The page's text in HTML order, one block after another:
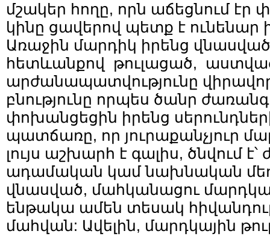
մշակեր հողը, որն աճեցնում էր
կինը ցավերով պետք է ունենար
Առաջին մարդիկ իրենց
հետևանքով թուլացած,
արժանապատվությունը
բնությունը որպես ծանր
փոխանցեցին իրենց
պատճառը, որ յուրաքանչյուր
լույս աշխարհ է գալիս, ծնվում
ադամական կամ նախնական
վնասված, մահկանացու
ենթակա ամեն տեսակ
մահվան: Ավելին, մարդկային